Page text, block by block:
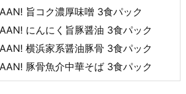
旨コク濃厚味噌 3食パック
にんにく旨豚醤油 3食パック
横浜家系醤油豚骨 3食パック
豚骨魚介中華そば 3食パック